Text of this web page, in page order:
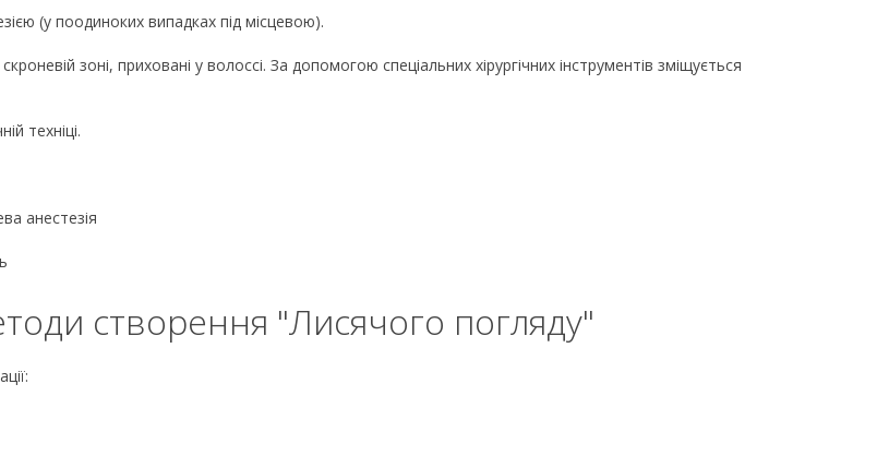
(у поодиноких випадках під місцевою).
зоні, приховані у волоссі. За допомогою спеціальних хірургічних інструментів зміщується
техніці.
анестезія
створення "Лисячого погляду"